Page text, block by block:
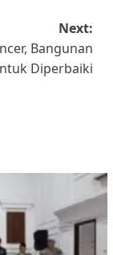
Next:
Bangunan
Diperbaiki